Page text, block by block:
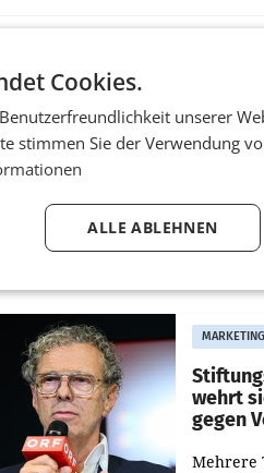
wehrt
gegen
Mehrere
Cookies.
unserer
stimmen Sie der Verwendung
ALLE ABLEHNEN